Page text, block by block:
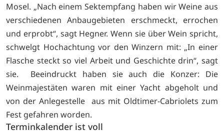
Mosel. „Nach einem Sektempfang haben wir Weine aus
verschiedenen Anbaugebieten erschmeckt, errochen
und erprobt“, sagt Hegner. Wenn sie über Wein spricht,
schwelgt Hochachtung vor den Winzern mit: „In einer
Flasche steckt so viel Arbeit und Geschichte drin“, sagt
sie. Beeindruckt haben sie auch die Konzer: Die
Weinmajestäten waren mit einer Yacht abgeholt und
von der Anlegestelle aus mit Oldtimer-Cabriolets zum
Fest gefahren worden.
Terminkalender ist voll